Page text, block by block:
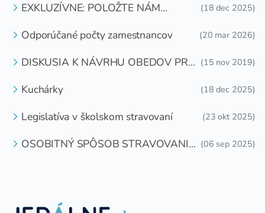
EXKLUZÍVNE: POLOŽTE NÁM
(18 dec 2025)
Odporúčané počty zamestnancov (20 mar 2026)
DISKUSIA K NÁVRHU OBEDOV PRE
(15 nov 2019)
Kuchárky (18 dec 2025)
Legislatíva v školskom stravovaní (23 okt 2025)
OSOBITNÝ SPÔSOB STRAVOVANIA (06 sep 2025)